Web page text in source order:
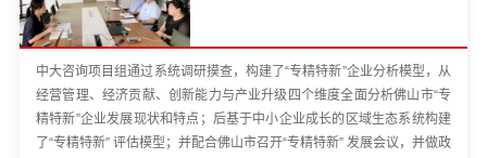
中大咨询项目组通过系统调研摸查，构建了“专精特新”企业分析模型，从
经营管理、经济贡献、创新能力与产业升级四个维度全面分析佛山市“专
精特新”企业发展现状和特点；后基于中小企业成长的区域生态系统构建
了“专精特新” 评估模型；并配合佛山市召开“专精特新” 发展会议，并做政